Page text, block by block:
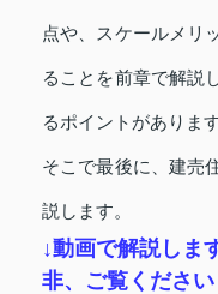
点や、スケールメリ
ることを前章で解説
るポイントがあります
そこで最後に、建売
説します。
↓動画で解説しま
非、ご覧ください